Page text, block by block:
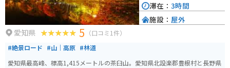
愛知県 5 （口コミ1件）
#絶景ロード #山｜高原 #林道
愛知県最高峰、標高1,415メートルの茶臼山。愛知県北設楽郡豊根村と長野県
滞在： 3時間
施設： 屋外